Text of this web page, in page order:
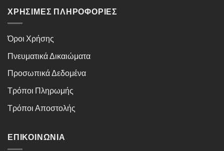
ΧΡΉΣΙΜΕΣ ΠΛΗΡΟΦΟΡΊΕΣ
Όροι Χρήσης
Πνευματικά Δικαιώματα
Προσωπικά Δεδομένα
Τρόποι Πληρωμής
Τρόποι Αποστολής
ΕΠΙΚΟΙΝΩΝΊΑ